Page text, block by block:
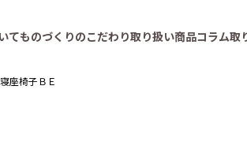
てものづくりのこだわり取り扱い商品コラム取
座椅子ＢＥ